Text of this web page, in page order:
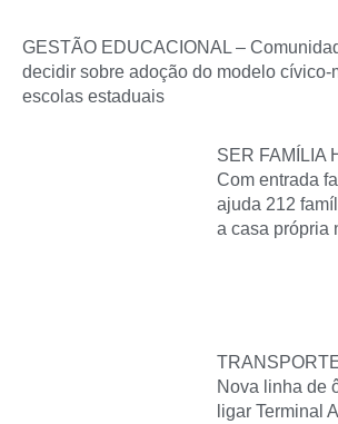
GESTÃO EDUCACIONAL –
decidir sobre adoção do modelo cívico-
escolas estaduais
SER FAMÍLIA
Com entrada
ajuda 212
a casa própria
Nova linha de
ligar Terminal